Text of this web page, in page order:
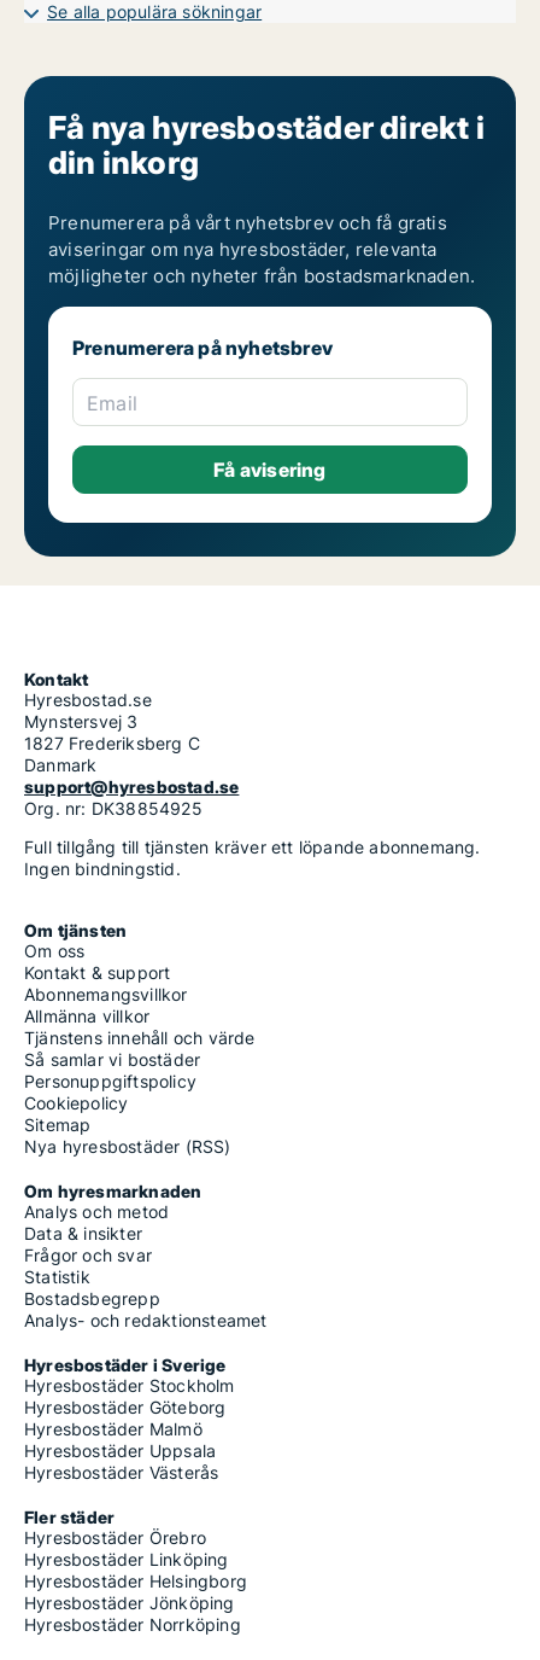
Se alla populära sökningar
Få nya hyresbostäder direkt i
din inkorg
Prenumerera på vårt nyhetsbrev och få gratis
aviseringar om nya hyresbostäder, relevanta
möjligheter och nyheter från bostadsmarknaden.
Prenumerera på nyhetsbrev
Email
Kontakt
Hyresbostad.se
Mynstersvej 3
1827 Frederiksberg C
Danmark
support@hyresbostad.se
Org. nr: DK38854925
Full tillgång till tjänsten kräver ett löpande abonnemang.
Ingen bindningstid.
Om tjänsten
Om oss
Kontakt & support
Abonnemangsvillkor
Allmänna villkor
Tjänstens innehåll och värde
Så samlar vi bostäder
Personuppgiftspolicy
Cookiepolicy
Sitemap
Nya hyresbostäder (RSS)
Om hyresmarknaden
Analys och metod
Data & insikter
Frågor och svar
Statistik
Bostadsbegrepp
Analys- och redaktionsteamet
Hyresbostäder i Sverige
Hyresbostäder Stockholm
Hyresbostäder Göteborg
Hyresbostäder Malmö
Hyresbostäder Uppsala
Hyresbostäder Västerås
Fler städer
Hyresbostäder Örebro
Hyresbostäder Linköping
Hyresbostäder Helsingborg
Hyresbostäder Jönköping
Hyresbostäder Norrköping